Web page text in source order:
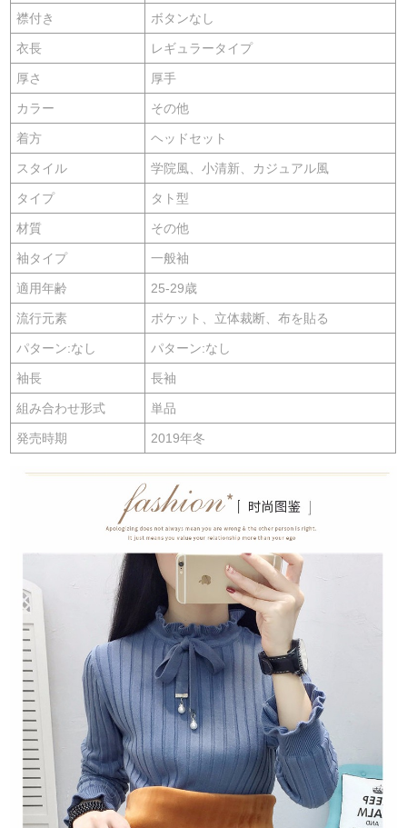
襟付き ボタンなし
衣長 レギュラータイプ
厚さ 厚手
カラー その他
着方 ヘッドセット
スタイル 学院風、小清新、カジュアル風
タイプ タト型
材質 その他
袖タイプ 一般袖
適用年齢 25-29歳
流行元素 ポケット、立体裁断、布を貼る
パターン:なし パターン:なし
袖長 長袖
組み合わせ形式 単品
発売時期 2019年冬